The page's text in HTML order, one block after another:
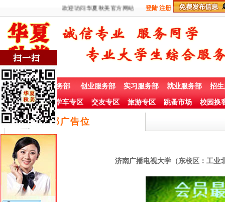
欢迎访问华夏秋美官方网站 登陆 注册
首 页 兼职服务部 创业服务部 实习服务部 就业服务部 招
社团赞助专栏 学车专区 交友专区 旅游专区 跳蚤市场 校园换
底部广告位
济南广播电视大学（东校区：工业